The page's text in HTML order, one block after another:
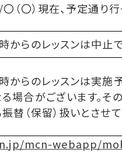
〇（〇）現在、予定通り行
からのレッスンは中止で
時からのレッスンは実施
る場合がございます。そ
替（保留）扱いとさせて
mcn-webapp/